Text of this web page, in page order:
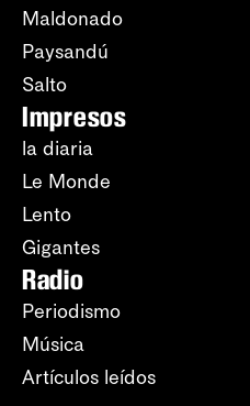
Maldonado
Paysandú
Salto
Impresos
la diaria
Le Monde
Lento
Gigantes
Radio
Periodismo
Música
Artículos leídos